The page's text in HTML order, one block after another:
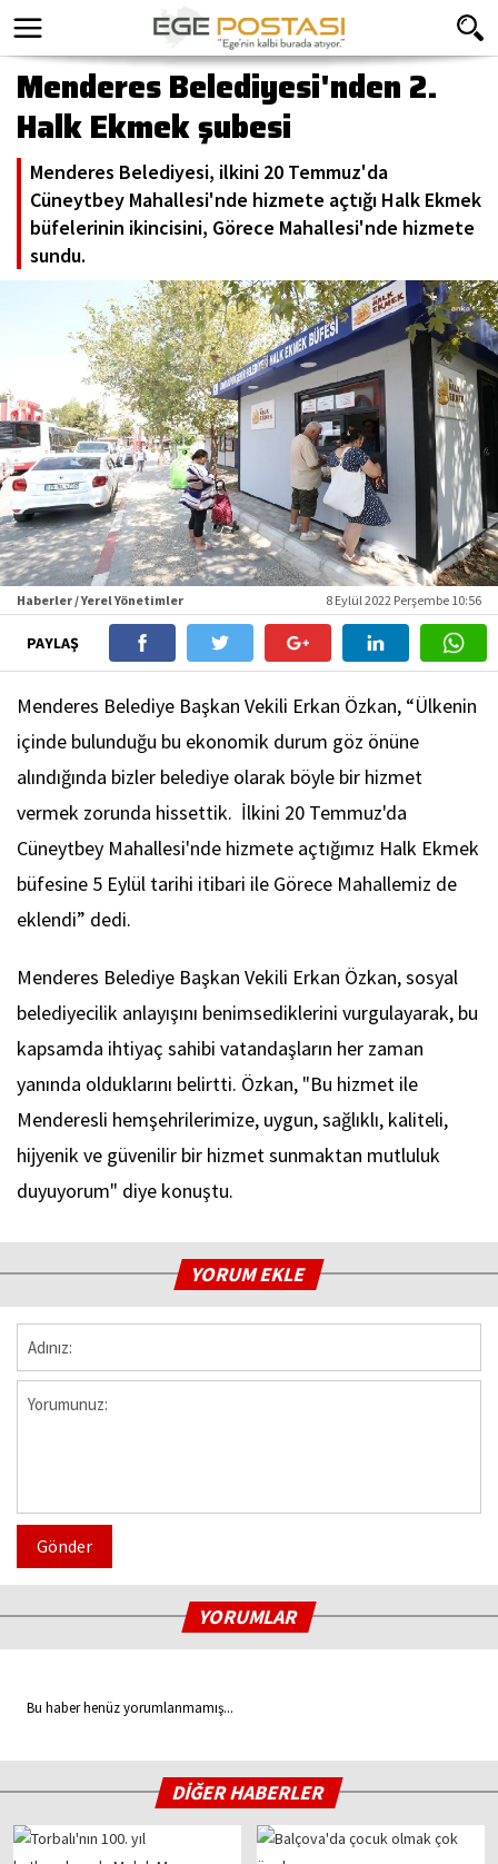
Menderes Belediyesi'nden 2.
Halk Ekmek şubesi
Menderes Belediyesi, ilkini 20 Temmuz'da
Cüneytbey Mahallesi'nde hizmete açtığı Halk Ekmek
büfelerinin ikincisini, Görece Mahallesi'nde hizmete
sundu.
Haberler / Yerel Yönetimler 8 Eylül 2022 Perşembe 10:56
PAYLAŞ
Menderes Belediye Başkan Vekili Erkan Özkan, “Ülkenin
içinde bulunduğu bu ekonomik durum göz önüne
alındığında bizler belediye olarak böyle bir hizmet
vermek zorunda hissettik. İlkini 20 Temmuz'da
Cüneytbey Mahallesi'nde hizmete açtığımız Halk Ekmek
büfesine 5 Eylül tarihi itibari ile Görece Mahallemiz de
eklendi” dedi.
Menderes Belediye Başkan Vekili Erkan Özkan, sosyal
belediyecilik anlayışını benimsediklerini vurgulayarak, bu
kapsamda ihtiyaç sahibi vatandaşların her zaman
yanında olduklarını belirtti. Özkan, "Bu hizmet ile
Menderesli hemşehrilerimize, uygun, sağlıklı, kaliteli,
hijyenik ve güvenilir bir hizmet sunmaktan mutluluk
duyuyorum" diye konuştu.
YORUM EKLE
Gönder
YORUMLAR
Bu haber henüz yorumlanmamış...
DİĞER HABERLER